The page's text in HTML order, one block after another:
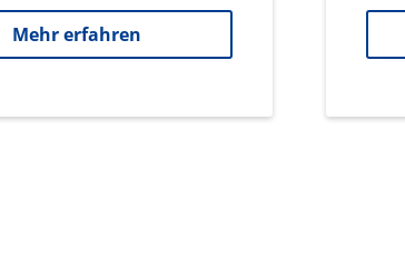
Mehr erfahren